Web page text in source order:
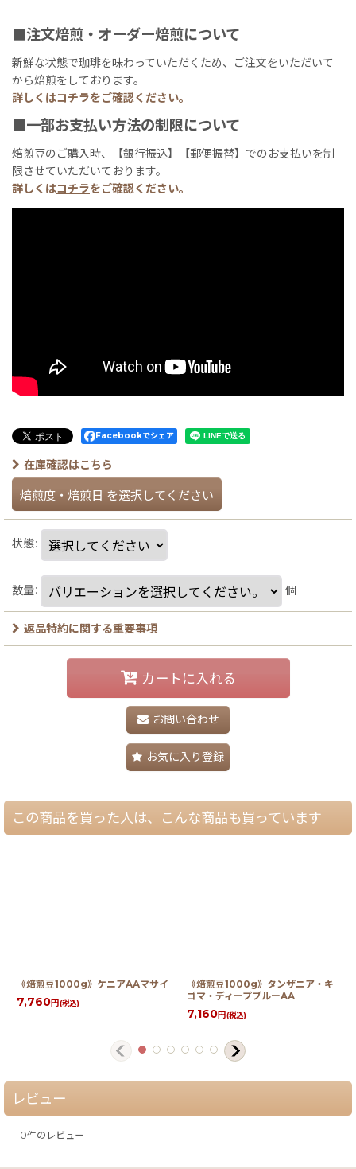
■注文焙煎・オーダー焙煎について
新鮮な状態で珈琲を味わっていただくため、ご注文をいただいて
から焙煎をしております。
詳しくはコチラをご確認ください。
■一部お支払い方法の制限について
焙煎豆のご購入時、【銀行振込】【郵便振替】でのお支払いを制
限させていただいております。
詳しくはコチラをご確認ください。
Facebookでシェア
在庫確認はこちら
焙煎度・焙煎日 を選択してください
状態:
数量: 個
返品特約に関する重要事項
カートに入れる
お問い合わせ
お気に入り登録
この商品を買った人は、こんな商品も買っています
《焙煎豆1000g》ケニアAAマサイ
7,760円(税込)
《焙煎豆1000g》タンザニア・キ
ゴマ・ディープブルーAA
7,160円(税込)
レビュー
0件のレビュー